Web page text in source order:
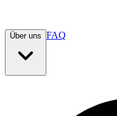
Über uns FAQ